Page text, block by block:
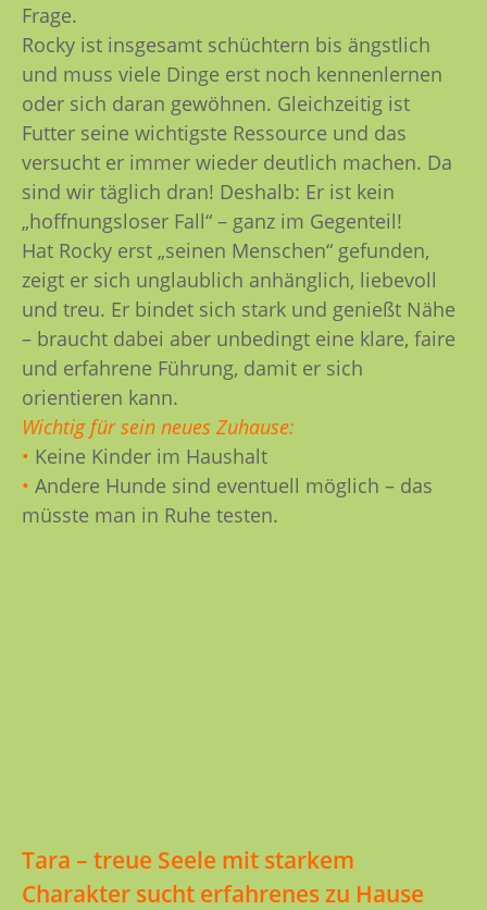
Frage.
Rocky ist insgesamt schüchtern bis ängstlich
und muss viele Dinge erst noch kennenlernen
oder sich daran gewöhnen. Gleichzeitig ist
Futter seine wichtigste Ressource und das
versucht er immer wieder deutlich machen. Da
sind wir täglich dran! Deshalb: Er ist kein
„hoffnungsloser Fall“ – ganz im Gegenteil!
Hat Rocky erst „seinen Menschen“ gefunden,
zeigt er sich unglaublich anhänglich, liebevoll
und treu. Er bindet sich stark und genießt Nähe
– braucht dabei aber unbedingt eine klare, faire
und erfahrene Führung, damit er sich
orientieren kann.
Wichtig für sein neues Zuhause:
• Keine Kinder im Haushalt
• Andere Hunde sind eventuell möglich – das
müsste man in Ruhe testen.
Tara – treue Seele mit starkem
Charakter sucht erfahrenes zu Hause